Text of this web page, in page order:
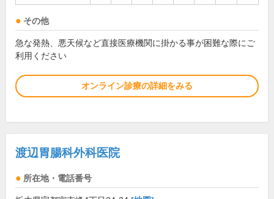
その他
急な発熱、悪天候など直接医療機関に掛かる事が困難な際にご
利用ください
オンライン診療の詳細をみる
渡辺胃腸科外科医院
所在地・電話番号